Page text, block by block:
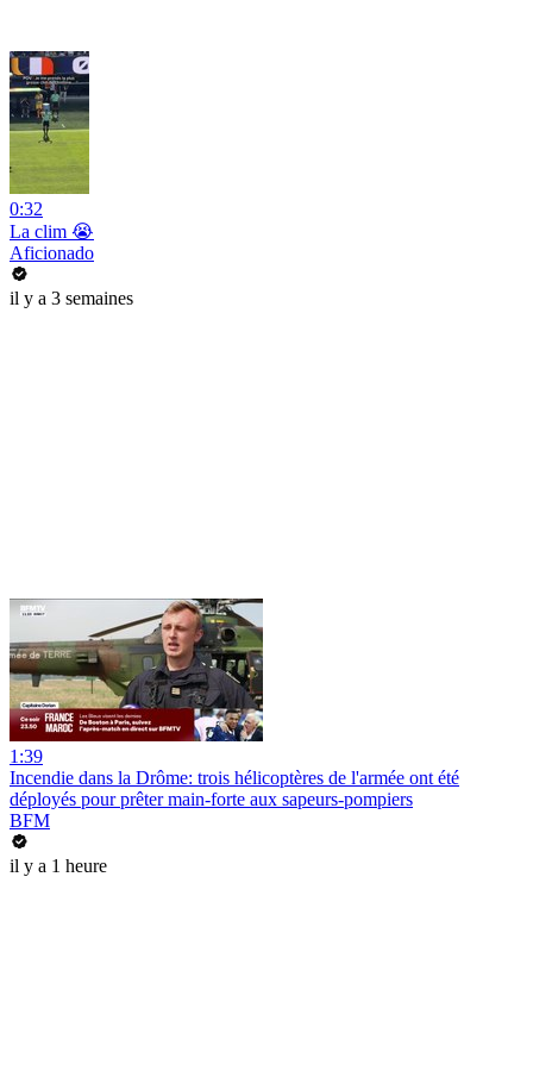
0:32
La clim 😭
Aficionado
il y a 3 semaines
1:39
Incendie dans la Drôme: trois hélicoptères de l'armée ont été
déployés pour prêter main-forte aux sapeurs-pompiers
BFM
il y a 1 heure